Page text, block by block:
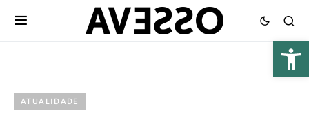
ATUALIDADE